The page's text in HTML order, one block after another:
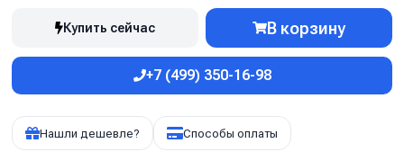
Купить сейчас В корзину
+7 (499) 350-16-98
Нашли дешевле? Способы оплаты